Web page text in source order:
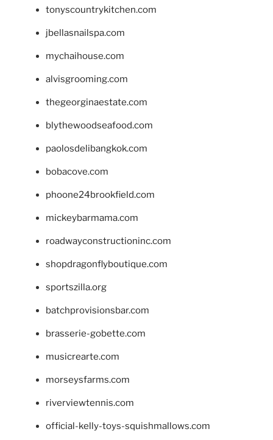
tonyscountrykitchen.com
jbellasnailspa.com
mychaihouse.com
alvisgrooming.com
thegeorginaestate.com
blythewoodseafood.com
paolosdelibangkok.com
bobacove.com
phoone24brookfield.com
mickeybarmama.com
roadwayconstructioninc.com
shopdragonflyboutique.com
sportszilla.org
batchprovisionsbar.com
brasserie-gobette.com
musicrearte.com
morseysfarms.com
riverviewtennis.com
official-kelly-toys-squishmallows.com